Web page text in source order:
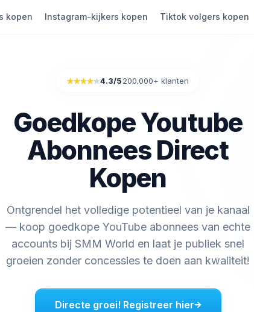
kopen Instagram-kijkers kopen Tiktok volgers kopen
Rated 4.3 out of 5
4.3/5200.000+ klanten
Goedkope Youtube
Abonnees Direct
Kopen
Ontgrendel het volledige potentieel van je kanaal
— koop goedkope YouTube abonnees van echte
accounts bij SMM World en laat je publiek snel
groeien zonder concessies te doen aan kwaliteit!
Directe groei! Registreer hier